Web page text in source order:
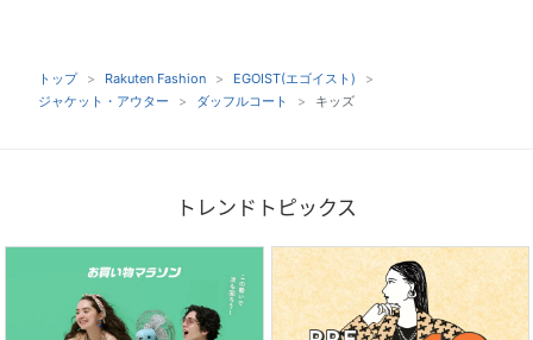
トップ Rakuten Fashion
EGOIST(エゴイスト)
ジャケット・アウター
ダッフルコート キッズ
トレンドトピックス